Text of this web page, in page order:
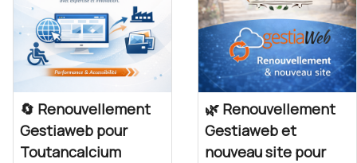
🔄 Renouvellement
Gestiaweb pour
Toutancalcium
🌿 Renouvellement
Gestiaweb et
nouveau site pour